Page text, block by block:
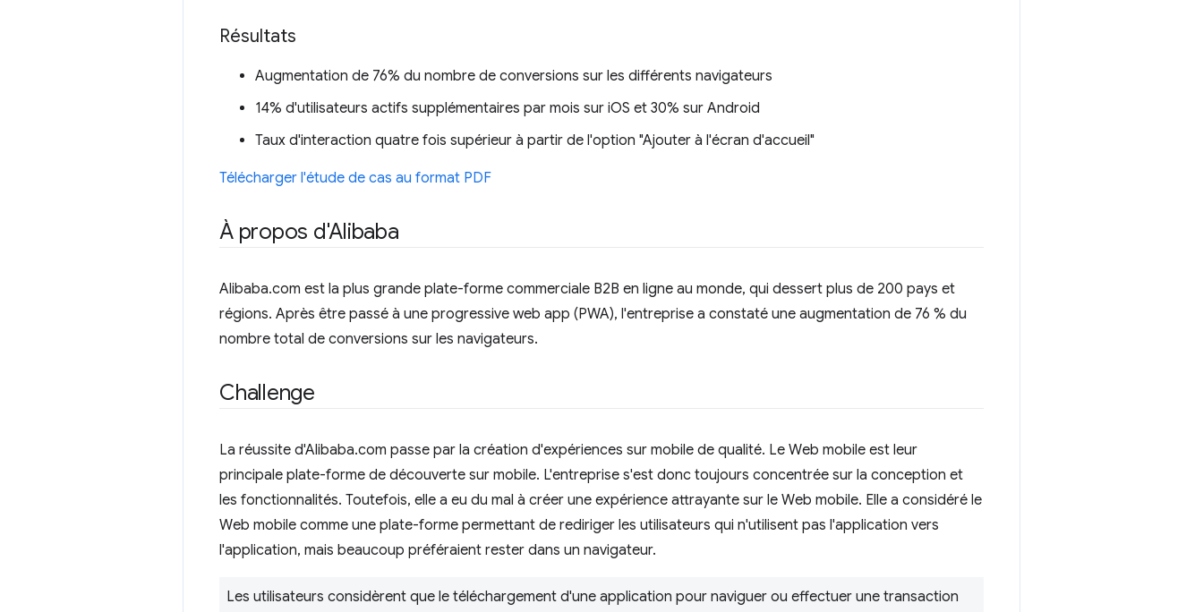
Résultats
Augmentation de 76% du nombre de conversions sur les différents navigateurs
14% d'utilisateurs actifs supplémentaires par mois sur iOS et 30% sur Android
Taux d'interaction quatre fois supérieur à partir de l'option "Ajouter à l'écran d'accueil"
Télécharger l'étude de cas au format PDF
À propos d'Alibaba
Alibaba.com est la plus grande plate-forme commerciale B2B en ligne au monde, qui dessert plus de 200 pays et
régions. Après être passé à une progressive web app (PWA), l'entreprise a constaté une augmentation de 76 % du
nombre total de conversions sur les navigateurs.
Challenge
La réussite d'Alibaba.com passe par la création d'expériences sur mobile de qualité. Le Web mobile est leur
principale plate-forme de découverte sur mobile. L'entreprise s'est donc toujours concentrée sur la conception et
les fonctionnalités. Toutefois, elle a eu du mal à créer une expérience attrayante sur le Web mobile. Elle a considéré le
Web mobile comme une plate-forme permettant de rediriger les utilisateurs qui n'utilisent pas l'application vers
l'application, mais beaucoup préféraient rester dans un navigateur.
Les utilisateurs considèrent que le téléchargement d'une application pour naviguer ou effectuer une transaction